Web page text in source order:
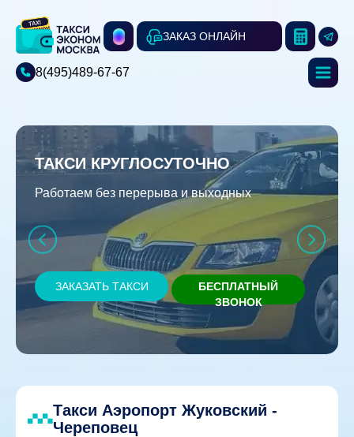
ЗАКАЗ ОНЛАЙН
8(495)489-67-67
ТАКСИ КРУГЛОСУТОЧНО
Работаем без перерыва и выходных
ЗАКАЗАТЬ ТАКСИ
БЕСПЛАТНЫЙ
ЗВОНОК
Такси Аэропорт Жуковский -
Череповец